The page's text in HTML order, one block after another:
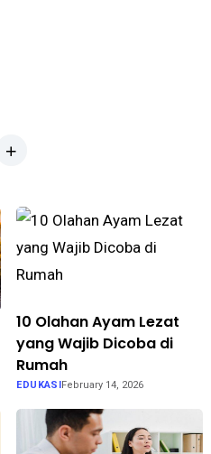
10 Olahan Ayam Lezat
yang Wajib Dicoba di
Rumah
EDUKASIFebruary 14, 2026